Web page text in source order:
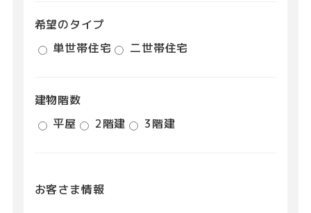
希望のタイプ
単世帯住宅
二世帯住宅
建物階数
平屋
2階建 3階建
お客さま情報